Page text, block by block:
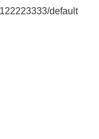
default